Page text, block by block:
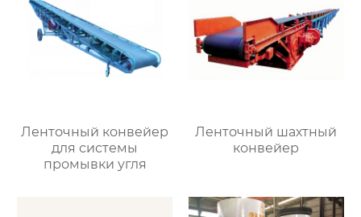
Ленточный конвейер
для системы
промывки угля
Ленточный шахтный
конвейер